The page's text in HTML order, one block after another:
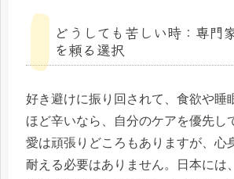
どうしても苦しい時：専門
を頼る選択
好き避けに振り回されて、食欲や睡
ほど辛いなら、自分のケアを優先し
愛は頑張りどころもありますが、心
耐える必要はありません。日本には